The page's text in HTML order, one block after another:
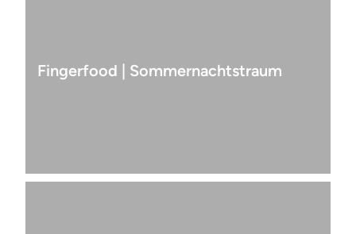
Fingerfood | Sommernachtstraum